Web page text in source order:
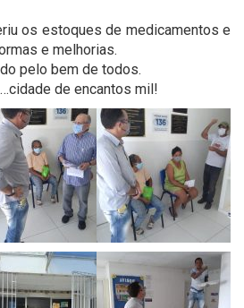
os estoques de medicamentos e
e melhorias.
pelo bem de todos.
de encantos mil!